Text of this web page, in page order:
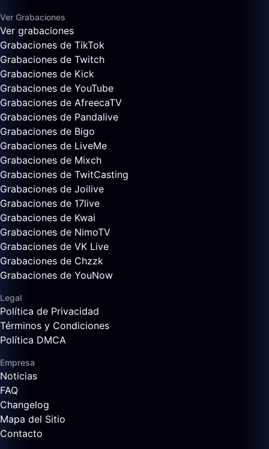
Ver Grabaciones
Ver grabaciones
Grabaciones de TikTok
Grabaciones de Twitch
Grabaciones de Kick
Grabaciones de YouTube
Grabaciones de AfreecaTV
Grabaciones de Pandalive
Grabaciones de Bigo
Grabaciones de LiveMe
Grabaciones de Mixch
Grabaciones de TwitCasting
Grabaciones de Joilive
Grabaciones de 17live
Grabaciones de Kwai
Grabaciones de NimoTV
Grabaciones de VK Live
Grabaciones de Chzzk
Grabaciones de YouNow
Legal
Política de Privacidad
Términos y Condiciones
Política DMCA
Empresa
Noticias
FAQ
Changelog
Mapa del Sitio
Contacto